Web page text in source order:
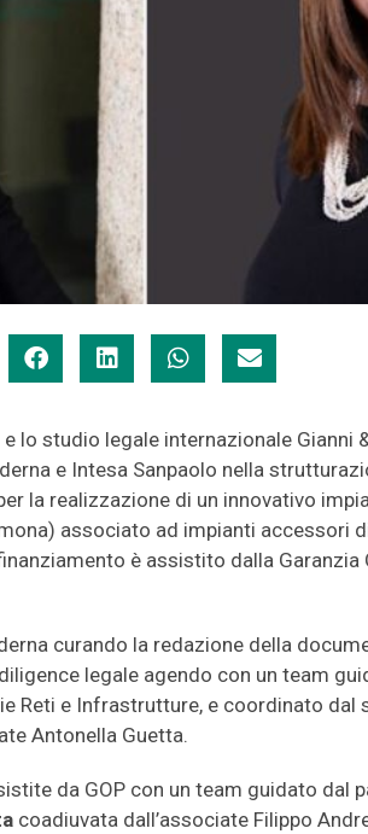
lo studio legale internazionale Gianni
e Intesa Sanpaolo nella
la realizzazione di un innovativo
associato ad impianti accessori
è assistito dalla Garanzia
curando la redazione della
legale agendo con un team
Reti e Infrastrutture, e coordinato dal
Antonella Guetta.
da GOP con un team guidato dal
coadiuvata dall’associate Filippo